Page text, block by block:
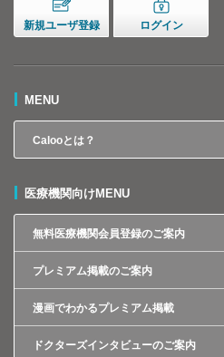
新規ユーザ登録 ログイン
MENU
Calooとは？
医療機関向けMENU
無料医療機関会員登録のご案内
プレミアム掲載のご案内
漫画でわかるプレミアム掲載
ドクターズインタビューのご案内